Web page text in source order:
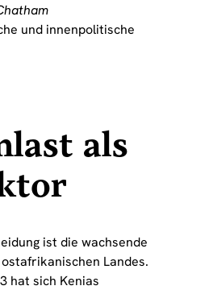
und innenpolitische
als
ist die wachsende
Landes.
hat sich Kenias